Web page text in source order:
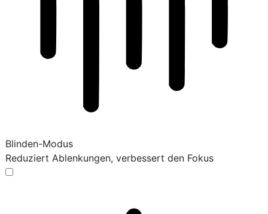
Blinden-Modus
Reduziert Ablenkungen, verbessert den Fokus